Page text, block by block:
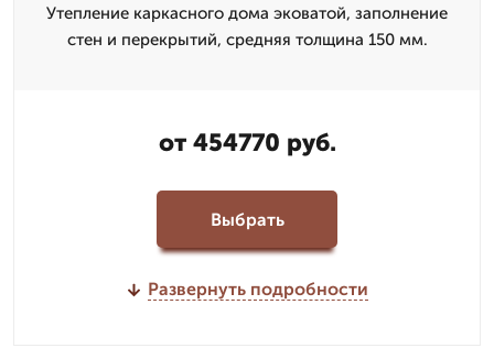
Утепление каркасного дома эковатой, заполнение
стен и перекрытий, средняя толщина 150 мм.
от 454770 руб.
Выбрать
Развернуть подробности